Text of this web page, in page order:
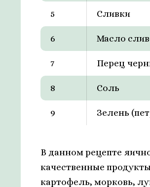
5 Сливки
6 Масло
7 Перец
8 Соль
9 Зелень
В данном рецепте
качественные
картофель, морковь,